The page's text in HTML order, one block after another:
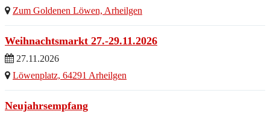
Zum Goldenen Löwen, Arheilgen
Weihnachtsmarkt 27.-29.11.2026
27.11.2026
Löwenplatz, 64291 Arheilgen
Neujahrsempfang